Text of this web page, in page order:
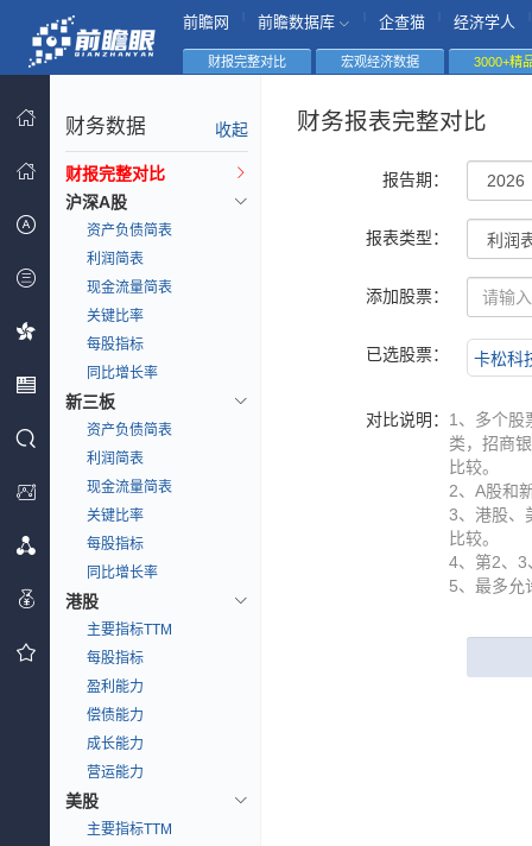
前瞻网 前瞻数据库 企查猫 经济学人
财报完整对比 宏观经济数据 3000+精
财务数据 收起
财报完整对比
沪深A股
资产负债简表
利润简表
现金流量简表
关键比率
每股指标
同比增长率
新三板
资产负债简表
利润简表
现金流量简表
关键比率
每股指标
同比增长率
港股
主要指标TTM
每股指标
盈利能力
偿债能力
成长能力
营运能力
美股
主要指标TTM
财务报表完整对比
报告期：
报表类型：
添加股票：
已选股票： 卡松科
对比说明： 1、多个股
类，招商
比较。
2、A股和
3、港股、
比较。
4、第2、3
5、最多允